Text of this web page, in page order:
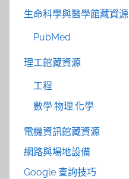
生命科學與醫學館藏資源
PubMed
理工館藏資源
工程
數學.物理.化學
電機資訊館藏資源
網路與場地設備
Google 查詢技巧